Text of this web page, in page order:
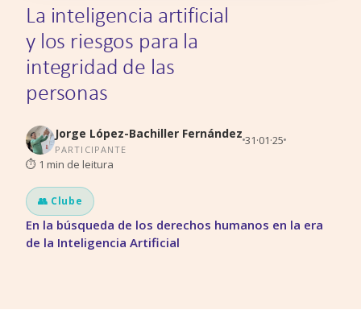
La inteligencia artificial
y los riesgos para la
integridad de las
personas
Jorge López-Bachiller Fernández
PARTICIPANTE
31·01·25
⏱ 1 min de leitura
👥 Clube
En la búsqueda de los derechos humanos en la era
de la Inteligencia Artificial